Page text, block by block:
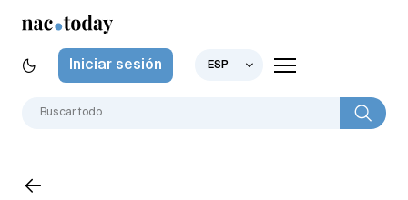
Iniciar sesión ESP